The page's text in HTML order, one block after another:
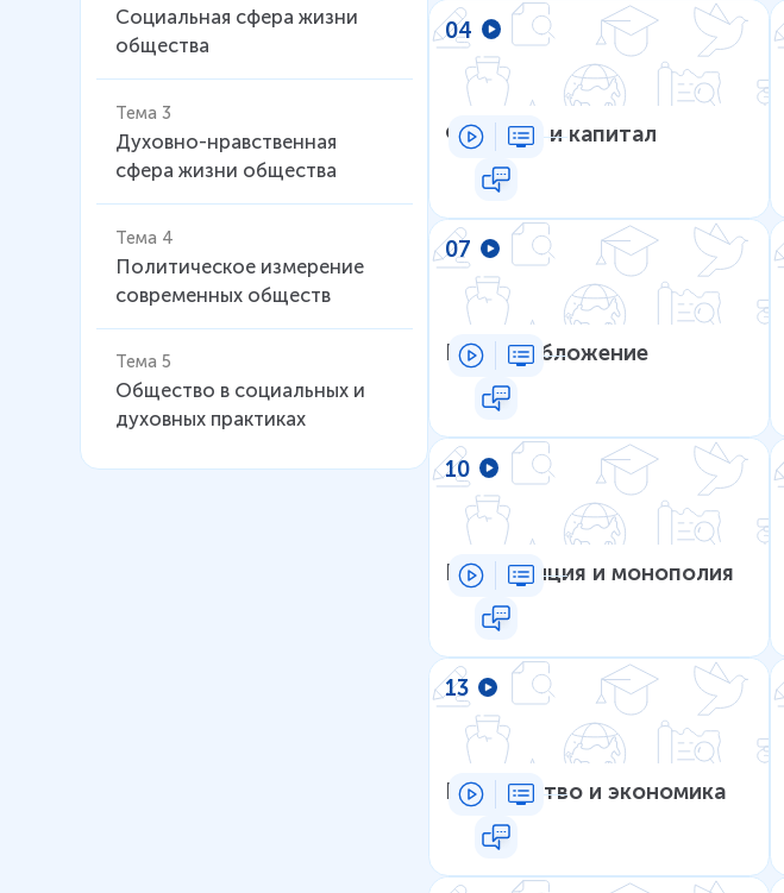
Социальная сфера жизни
общества
Тема 3
Духовно-нравственная
сфера жизни общества
Тема 4
Политическое измерение
современных обществ
Тема 5
Общество в социальных и
духовных практиках
04
Финансы и капитал
07
Налогообложение
10
Конкуренция и монополия
13
Государство и экономика